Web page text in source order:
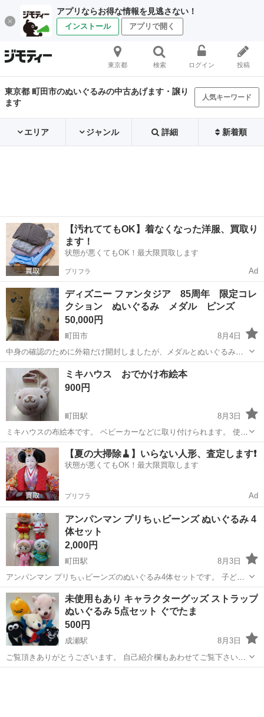
アプリならお得な情報を見逃さない！
インストール アプリで開く
東京都 検索 ログイン 投稿
東京都 町田市のぬいぐるみの中古あげます・譲り
ます
人気キーワード
エリア ジャンル 詳細 新着順
【汚れててもOK】着なくなった洋服、買取り
ます！
状態が悪くてもOK！最大限買取します
プリフラ Ad
ディズニー ファンタジア 85周年 限定コレ
クション ぬいぐるみ メダル ピンズ
50,000円
町田市
8月4日
中身の確認のために外箱だけ開封しましたが、メダルとぬいぐるみの
ビニール袋は未開封です。 定価の50000円で買いましたが、置き場所
がないためご希望の方に定価でお譲りします。お値下げ交渉不可で
す。 一番くじから限定発売された...
東京 町田市 おもちゃ
ミキハウス おでかけ布絵本
900円
町田駅
8月3日
ミキハウスの布絵本です。 ベビーカーなどに取り付けられます。 使用
に伴う多少の使用感はありますが、目立つ汚れや破れはありません。
自宅保管・中古品であることをご理解のうえ、ご購入をお願いいたし
ます。 #mikihouse #...
東京 町田市 町田駅 おもちゃ
【夏の大掃除🧹】いらない人形、査定します❗️
状態が悪くてもOK！最大限買取します
プリフラ Ad
アンパンマン プリちぃビーンズ ぬいぐるみ 4
体セット
2,000円
町田駅
8月3日
アンパンマン プリちぃビーンズのぬいぐるみ4体セットです。 子ども
が遊んでいたため、全体的に毛羽立ち等の使用感があります。メロン
パンナちゃんの後頭部にシミがあります。 中古品・自宅保管品である
ことをご理解のうえ、ご購入をお願...
東京 町田市 町田駅 おもちゃ アンパンマン
未使用もあり キャラクターグッズ ストラップ
ぬいぐるみ 5点セット ぐでたま
500円
成瀬駅
8月3日
ご覧頂きありがとうございます。 自己紹介欄もあわせてご覧下さいま
せ。 全て頂き物です。中古で譲って頂いたり、新品のまま頂いたりし